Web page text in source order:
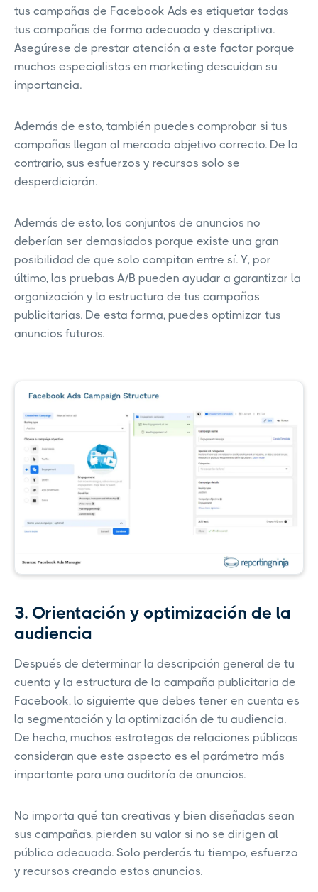
tus campañas de Facebook Ads es etiquetar todas
tus campañas de forma adecuada y descriptiva.
Asegúrese de prestar atención a este factor porque
muchos especialistas en marketing descuidan su
importancia.
Además de esto, también puedes comprobar si tus
campañas llegan al mercado objetivo correcto. De lo
contrario, sus esfuerzos y recursos solo se
desperdiciarán.
Además de esto, los conjuntos de anuncios no
deberían ser demasiados porque existe una gran
posibilidad de que solo compitan entre sí. Y, por
último, las pruebas A/B pueden ayudar a garantizar la
organización y la estructura de tus campañas
publicitarias. De esta forma, puedes optimizar tus
anuncios futuros.
3. Orientación y optimización de la
audiencia
Después de determinar la descripción general de tu
cuenta y la estructura de la campaña publicitaria de
Facebook, lo siguiente que debes tener en cuenta es
la segmentación y la optimización de tu audiencia.
De hecho, muchos estrategas de relaciones públicas
consideran que este aspecto es el parámetro más
importante para una auditoría de anuncios.
No importa qué tan creativas y bien diseñadas sean
sus campañas, pierden su valor si no se dirigen al
público adecuado. Solo perderás tu tiempo, esfuerzo
y recursos creando estos anuncios.